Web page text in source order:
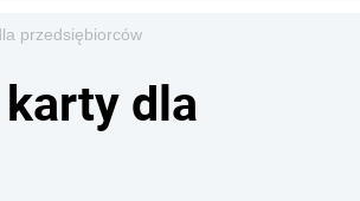
przedsiębiorców
dla